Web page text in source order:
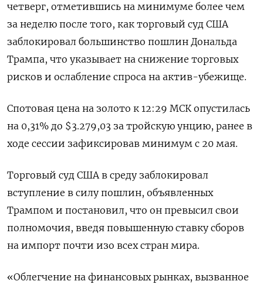
четверг, отметившись на минимуме более чем
за неделю после того, как торговый суд США
заблокировал большинство пошлин Дональда
Трампа, что указывает на снижение торговых
рисков и ослабление спроса на актив-убежище.
Спотовая цена на золото к 12:29 МСК опустилась
на 0,31% до $3.279,03​ за тройскую унцию, ранее в
ходе сессии зафиксировав минимум с 20 мая.
Торговый суд США в среду заблокировал
вступление в силу пошлин, объявленных
Трампом и постановил, что он превысил свои
полномочия, введя повышенную ставку сборов
на импорт почти изо всех стран мира.
«Облегчение на финансовых рынках, вызванное